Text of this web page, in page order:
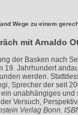
Wege zu einem
mit Arnaldo
der Basken nach
19. Jahrhundert
werden.
Sprecher der seit
ein unabhängiges
Versuch,
Verlag Bonn.